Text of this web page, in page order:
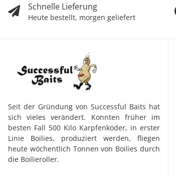
Schnelle Lieferung
Heute bestellt, morgen geliefert
Seit der Gründung von Successful Baits hat
sich vieles verändert. Konnten früher im
besten Fall 500 Kilo Karpfenköder, in erster
Linie Boilies, produziert werden, fliegen
heute wöchentlich Tonnen von Boilies durch
die Boilieroller.